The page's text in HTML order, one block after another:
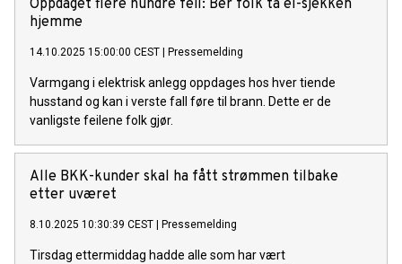
Oppdaget flere hundre feil: Ber folk ta el-sjekken
hjemme
14.10.2025 15:00:00 CEST Pressemelding
Varmgang i elektrisk anlegg oppdages hos hver tiende
husstand og kan i verste fall føre til brann. Dette er de
vanligste feilene folk gjør.
Alle BKK-kunder skal ha fått strømmen tilbake
etter uværet
8.10.2025 10:30:39 CEST Pressemelding
Tirsdag ettermiddag hadde alle som har vært